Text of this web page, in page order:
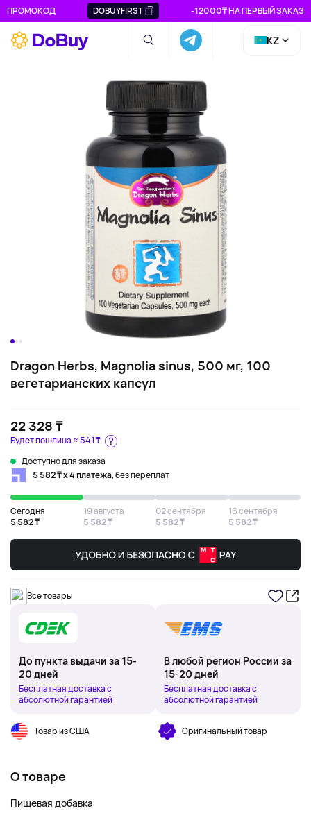
ПРОМОКОД DOBUYFIRST -12000₸ НА ПЕРВЫЙ ЗАКАЗ
KZ
Dragon Herbs, Magnolia sinus, 500 мг, 100
вегетарианских капсул
22 328 ₸
Доступно для заказа
Будет пошлина ≈541 ₸
5 582 ₸ х 4 платежа, без переплат
Сегодня
5 582 ₸
19 августа
5 582 ₸
02 сентября
5 582 ₸
16 сентября
5 582 ₸
Все товары
До пункта выдачи за 15-
20 дней
Бесплатная доставка с
абсолютной гарантией
В любой регион России за
15-20 дней
Бесплатная доставка с
абсолютной гарантией
Товар из США Оригинальный товар
О товаре
Пищевая добавка